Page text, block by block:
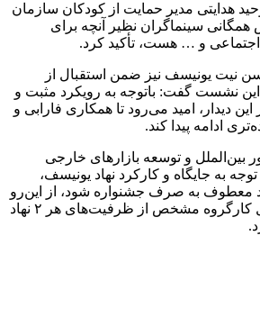
هدایتی مدیر حمایت از کودکان سازمان
سینماگران نظیر آنچه برای
اجتماعی و … هست، تأکید کرد.
نیت یونیسف نیز ضمن استقبال از
نشست گفت: باتوجه به رویکرد مثبت و
دیدار، امید می‌رود تا همکاری فارابی و
ادامه پیدا کند.
بین‌الملل و توسعه بازارهای خارجی
توجه به جایگاه و کارکرد نهاد یونیسف،
معطوف به صرف جشنواره شود، از این‌رو
باید با هم‌فکری و تشکیل کارگروه مشخص از ظرفیت‌های هر ۲ نهاد